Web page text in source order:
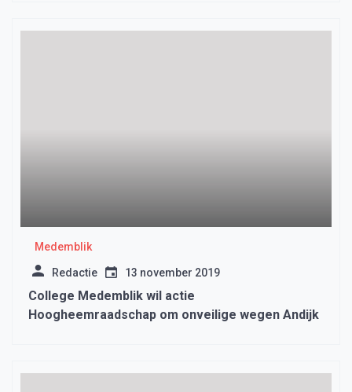
Medemblik
Redactie 13 november 2019
College Medemblik wil actie
Hoogheemraadschap om onveilige wegen Andijk